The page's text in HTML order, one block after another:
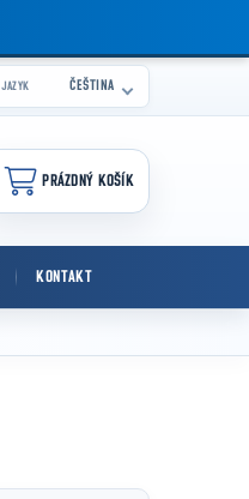
JAZYK ČEŠTINA
NÁKUPNÍ KOŠÍK
PRÁZDNÝ KOŠÍK
KONTAKT